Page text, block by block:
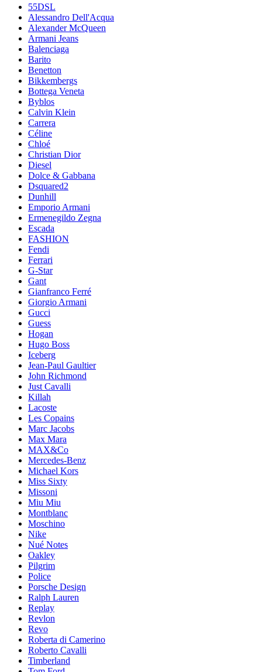
55DSL
Alessandro Dell'Acqua
Alexander McQueen
Armani Jeans
Balenciaga
Barito
Benetton
Bikkembergs
Bottega Veneta
Byblos
Calvin Klein
Carrera
Céline
Chloé
Christian Dior
Diesel
Dolce & Gabbana
Dsquared2
Dunhill
Emporio Armani
Ermenegildo Zegna
Escada
FASHION
Fendi
Ferrari
G-Star
Gant
Gianfranco Ferré
Giorgio Armani
Gucci
Guess
Hogan
Hugo Boss
Iceberg
Jean-Paul Gaultier
John Richmond
Just Cavalli
Killah
Lacoste
Les Copains
Marc Jacobs
Max Mara
MAX&Co
Mercedes-Benz
Michael Kors
Miss Sixty
Missoni
Miu Miu
Montblanc
Moschino
Nike
Nué Notes
Oakley
Pilgrim
Police
Porsche Design
Ralph Lauren
Replay
Revlon
Revo
Roberta di Camerino
Roberto Cavalli
Timberland